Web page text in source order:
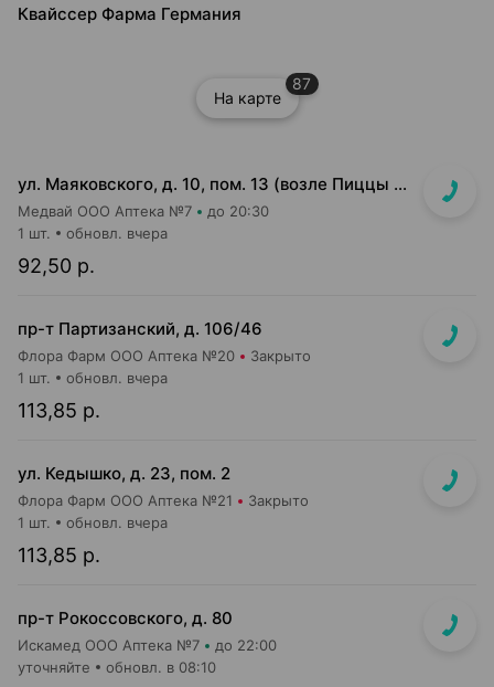
Квайссер Фарма Германия
На карте
87
ул. Маяковского, д. 10, пом. 13 (возле Пиццы Мании)
Медвай ООО Аптека №7 до 20:30
92,50 р.
1 шт. обновл. вчера
пр-т Партизанский, д. 106/46
Флора Фарм ООО Аптека №20 Закрыто
113,85 р.
1 шт. обновл. вчера
ул. Кедышко, д. 23, пом. 2
Флора Фарм ООО Аптека №21 Закрыто
113,85 р.
1 шт. обновл. вчера
пр-т Рокоссовского, д. 80
Искамед ООО Аптека №7 до 22:00
уточняйте обновл. в 08:10